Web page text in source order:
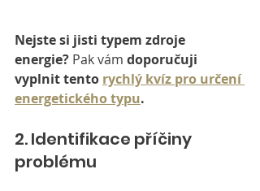
Nejste si jisti typem zdroje
energie? Pak vám doporučuji
vyplnit tento rychlý kvíz pro určení
energetického typu.
2. Identifikace příčiny
problému